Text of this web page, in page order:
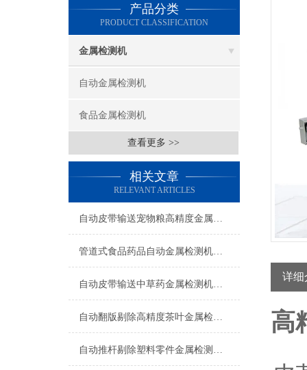
产品分类
PRODUCT CLASSIFICATION
金属检测机
自动金属检测机
食品金属检测机
查看更多 >>
相关文章
RELEVANT ARTICLES
自动皮带输送宠物粮高精度金属检测机生产厂家
管道式食品药品自动金属检测机支持定制
自动皮带输送中草药金属检测机操作简单
自动翻版剔除高精度茶叶金属检测机厂家
自动推杆剔除塑料零件金属检测机操作简单
详细
高